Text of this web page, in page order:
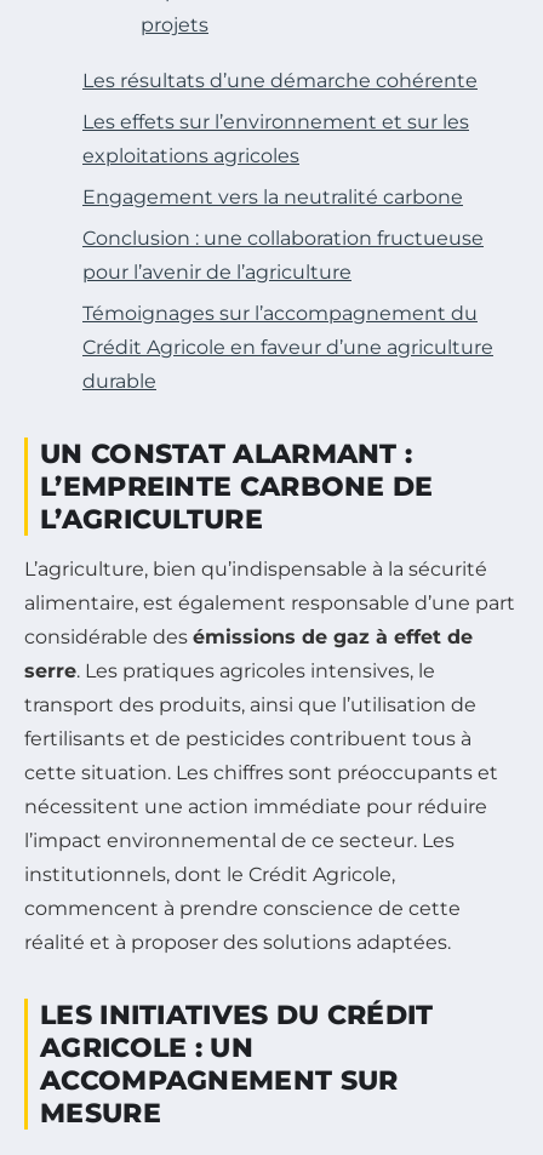
projets
Les résultats d’une démarche cohérente
Les effets sur l’environnement et sur les
exploitations agricoles
Engagement vers la neutralité carbone
Conclusion : une collaboration fructueuse
pour l’avenir de l’agriculture
Témoignages sur l’accompagnement du
Crédit Agricole en faveur d’une agriculture
durable
UN CONSTAT ALARMANT :
L’EMPREINTE CARBONE DE
L’AGRICULTURE
L’agriculture, bien qu’indispensable à la sécurité
alimentaire, est également responsable d’une part
considérable des émissions de gaz à effet de
serre. Les pratiques agricoles intensives, le
transport des produits, ainsi que l’utilisation de
fertilisants et de pesticides contribuent tous à
cette situation. Les chiffres sont préoccupants et
nécessitent une action immédiate pour réduire
l’impact environnemental de ce secteur. Les
institutionnels, dont le Crédit Agricole,
commencent à prendre conscience de cette
réalité et à proposer des solutions adaptées.
LES INITIATIVES DU CRÉDIT
AGRICOLE : UN
ACCOMPAGNEMENT SUR
MESURE